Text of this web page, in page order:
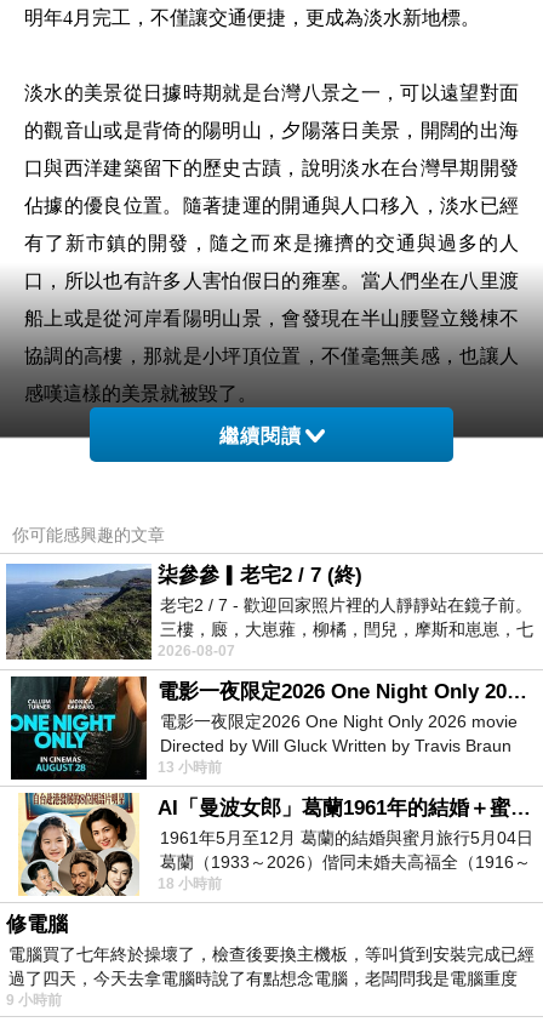
明年4月完工，不僅讓交通便捷，更成為淡水新地標。
淡水的美景從日據時期就是台灣八景之一，可以遠望對面
的觀音山或是背倚的陽明山，夕陽落日美景，開闊的出海
口與西洋建築留下的歷史古蹟，說明淡水在台灣早期開發
佔據的優良位置。隨著捷運的開通與人口移入，淡水已經
有了新市鎮的開發，隨之而來是擁擠的交通與過多的人
口，所以也有許多人害怕假日的雍塞。當人們坐在八里渡
船上或是從河岸看陽明山景，會發現在半山腰豎立幾棟不
協調的高樓，那就是小坪頂位置，不僅毫無美感，也讓人
感嘆這樣的美景就被毀了。
查一下小坪頂開發歷史，距今已有二三十年，最早被劃為
的視野遼闊，被建商視為開發潛力，就一棟接一棟的高樓
蓋出來，雖然山坡地開發可以透過技術降低災害，但是沒
有限制的天際線就這樣破壞了陽明山美景，更不要說後來
還衍生出爛尾樓，讓小坪頂成為不動產套牢區。可是破壞
已經造成，我們反而要思考，為何我們的法規與市政府讓
這樣的破壞發生，是否是法規的落伍或是公部門的消極作
為造成？當發現問題之後的應變措施？
這就像北士科土地交給財團開發，後來Nvidia要蓋總部發
生爭議時，北市府想盡辦法解約把土地要回來，所以沒有
不能處理的問題，而是想不想積極處理？對照小坪頂的建
築亂象，不僅遺留下來超高樓爛尾樓，更成為陽明山風景
的疤痕，當我們從淡水抬頭仰望陽明山時，誰希望看到的
繼續閱讀
你可能感興趣的文章
柒參參▎老宅2 / 7 (終)
老宅2 / 7 - 歡迎回家照片裡的人靜靜站在鏡子前。
三樓，廄，大崽蕥，柳橘，閆兒，摩斯和崽崽，七
個人整整齊齊地站在鏡框之外，如同
2026-08-07
電影一夜限定2026 One Night Only 2026 movie
電影一夜限定2026 One Night Only 2026 movie
Directed by Will Gluck Written by Travis Braun
Starring Monica Barbaro
13 小時前
AI「曼波女郎」葛蘭1961年的結婚＋蜜月旅行 #戀上老電影 #葛蘭 #粟子
1961年5月至12月 葛蘭的結婚與蜜月旅行5月04日
葛蘭（1933～2026）偕同未婚夫高福全（1916～
2004）乘郵輪赴倫敦6月15日於英國倫敦St.S
18 小時前
修電腦
電腦買了七年終於操壞了，檢查後要換主機板，等叫貨到安裝完成已經
過了四天，今天去拿電腦時說了有點想念電腦，老闆問我是電腦重度
9 小時前